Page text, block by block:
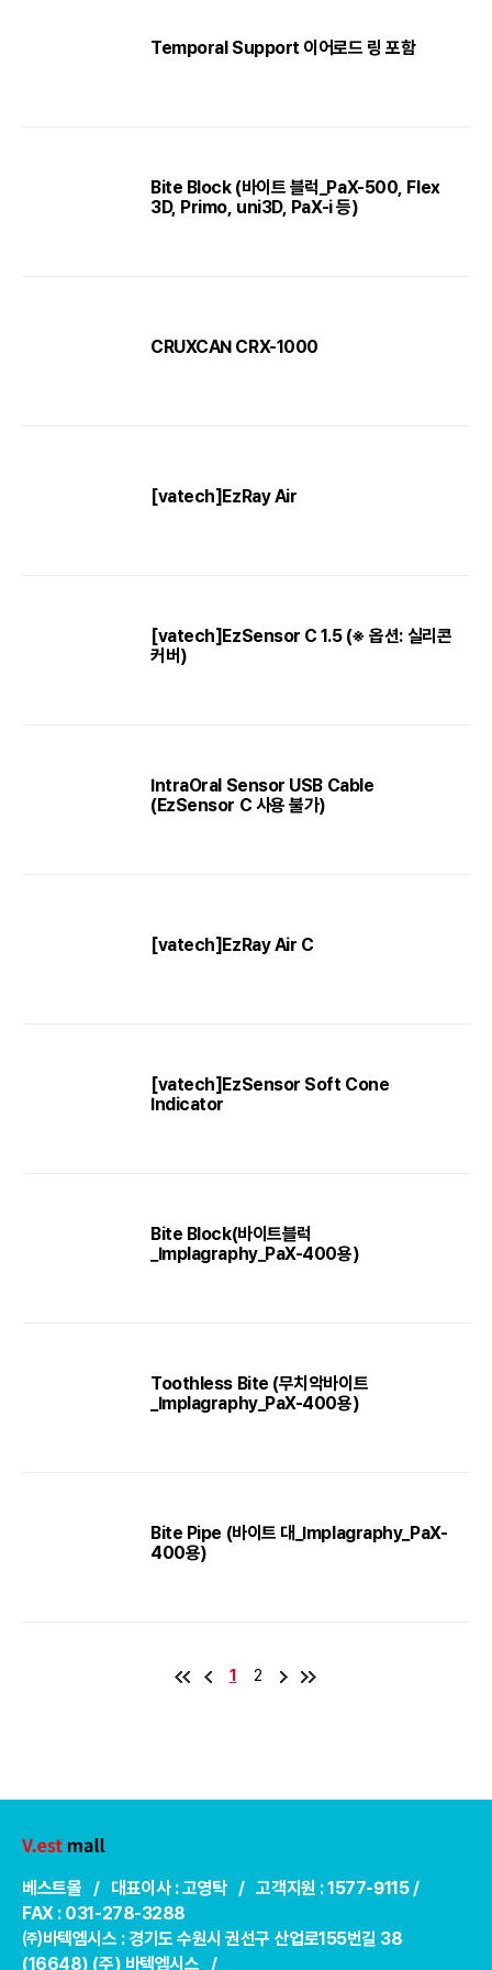
Temporal Support 이어로드 링 포함
Bite Block (바이트 블럭_PaX-500, Flex
3D, Primo, uni3D, PaX-i 등)
CRUXCAN CRX-1000
[vatech]EzRay Air
[vatech]EzSensor C 1.5 (※ 옵션: 실리콘
커버)
IntraOral Sensor USB Cable
(EzSensor C 사용 불가)
[vatech]EzRay Air C
[vatech]EzSensor Soft Cone
Indicator
Bite Block(바이트블럭
_Implagraphy_PaX-400용)
Toothless Bite (무치악바이트
_Implagraphy_PaX-400용)
Bite Pipe (바이트 대_Implagraphy_PaX-
400용)
1 2
베스트몰 / 대표이사 : 고영탁 / 고객지원 : 1577-9115 /
FAX : 031-278-3288
㈜바텍엠시스 : 경기도 수원시 권선구 산업로155번길 38
(16648) (주) 바텍엠시스 /